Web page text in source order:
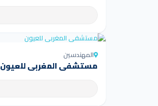
المهندسين
مستشفى المغربي للعيون